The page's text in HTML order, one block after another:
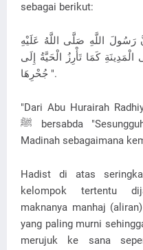
sebagai berikut:
اللَّهِ صَلَّى اللَّهُ عَلَيْهِ
كَمَا تَأْرِزُ الْحَيَّةُ إِلَى
جُحْرِهَا ".
"Dari Abu Hurairah
ﷺ bersabda "Sesungguhnya iman akan kembali ke
Madinah sebagaimana
Hadist di atas
kelompok tertentu
maknanya manhaj
yang paling murni
merujuk ke sana